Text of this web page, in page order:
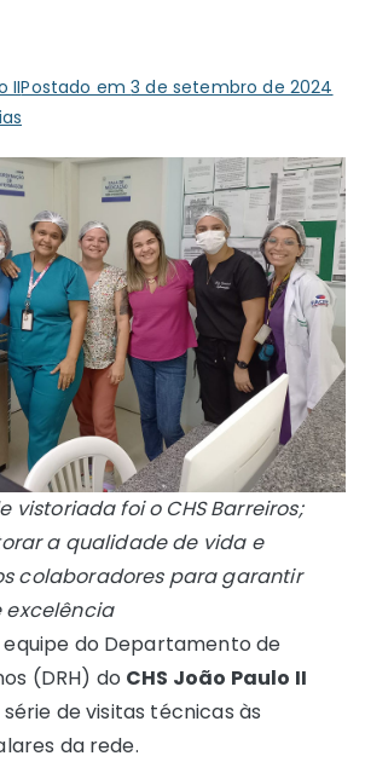
IIPostado em3 de setembro de 2024
vistoriada foi o CHS Barreiros;
a qualidade de vida e
colaboradores para garantir
equipe do Departamento de
(DRH) do CHS João Paulo II
de visitas técnicas às
da rede.